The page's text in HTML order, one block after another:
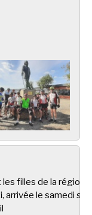
filles de la région
arrivée le samedi